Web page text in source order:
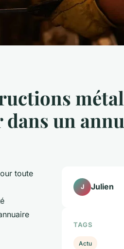
dans un
toute
J Julien
TAGS
Actu